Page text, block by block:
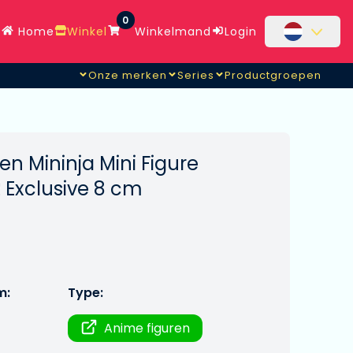
Home Winkel
0
Winkelmand Login
Onze merken Series Productgroepen
Mininja Mini Figure
Exclusive 8 cm
Type:
Anime figuren